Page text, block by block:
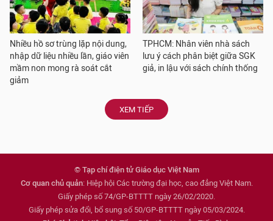
Nhiều hồ sơ trùng lặp nội dung,
nhập dữ liệu nhiều lần, giáo viên
mầm non mong rà soát cắt
giảm
TPHCM: Nhân viên nhà sách
lưu ý cách phân biệt giữa SGK
giả, in lậu với sách chính thống
XEM TIẾP
© Tạp chí điện tử Giáo dục Việt Nam
Cơ quan chủ quản: Hiệp hội Các trường đại học, cao đẳng Việt Nam.
Giấy phép số 74/GP-BTTTT ngày 26/02/2020.
Giấy phép sửa đổi, bổ sung số 50/GP-BTTTT ngày 05/03/2024.